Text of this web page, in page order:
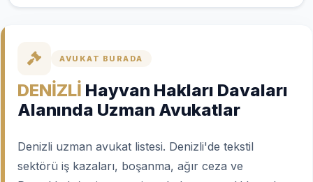
AVUKAT BURADA
DENİZLİ Hayvan Hakları Davaları
Alanında Uzman Avukatlar
Denizli uzman avukat listesi. Denizli'de tekstil
sektörü iş kazaları, boşanma, ağır ceza ve